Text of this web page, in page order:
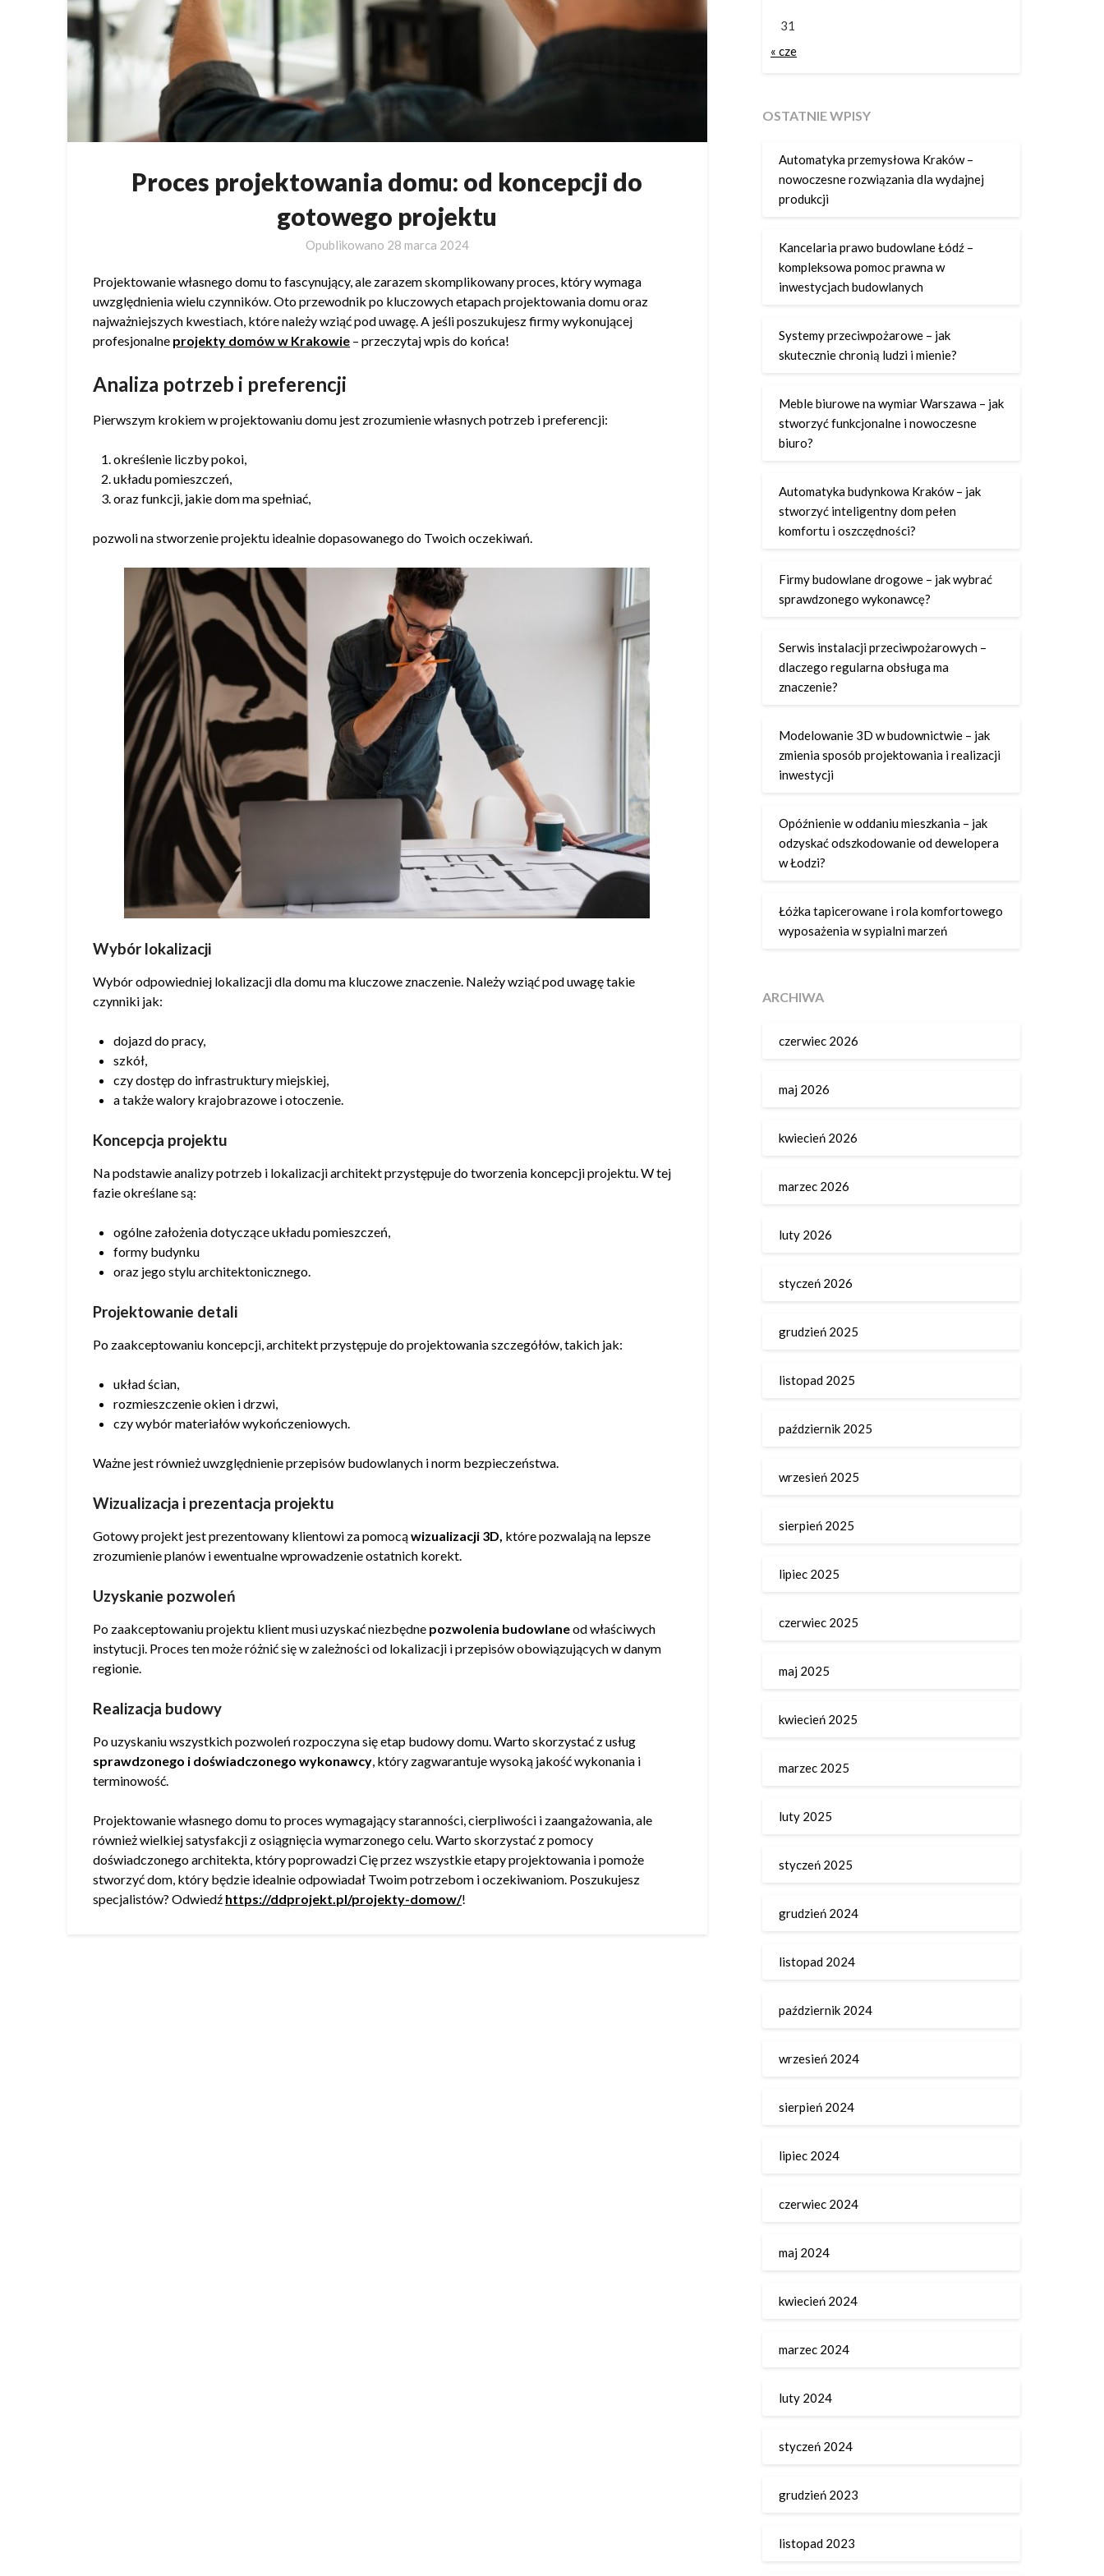
Proces projektowania domu: od koncepcji do
gotowego projektu
Opublikowano 28 marca 2024
Projektowanie własnego domu to fascynujący, ale zarazem skomplikowany proces, który wymaga
uwzględnienia wielu czynników. Oto przewodnik po kluczowych etapach projektowania domu oraz
najważniejszych kwestiach, które należy wziąć pod uwagę. A jeśli poszukujesz firmy wykonującej
profesjonalne projekty domów w Krakowie – przeczytaj wpis do końca!
Analiza potrzeb i preferencji
Pierwszym krokiem w projektowaniu domu jest zrozumienie własnych potrzeb i preferencji:
określenie liczby pokoi,
układu pomieszczeń,
oraz funkcji, jakie dom ma spełniać,
pozwoli na stworzenie projektu idealnie dopasowanego do Twoich oczekiwań.
Wybór lokalizacji
Wybór odpowiedniej lokalizacji dla domu ma kluczowe znaczenie. Należy wziąć pod uwagę takie
czynniki jak:
dojazd do pracy,
szkół,
czy dostęp do infrastruktury miejskiej,
a także walory krajobrazowe i otoczenie.
Koncepcja projektu
Na podstawie analizy potrzeb i lokalizacji architekt przystępuje do tworzenia koncepcji projektu. W tej
fazie określane są:
ogólne założenia dotyczące układu pomieszczeń,
formy budynku
oraz jego stylu architektonicznego.
Projektowanie detali
Po zaakceptowaniu koncepcji, architekt przystępuje do projektowania szczegółów, takich jak:
układ ścian,
rozmieszczenie okien i drzwi,
czy wybór materiałów wykończeniowych.
Ważne jest również uwzględnienie przepisów budowlanych i norm bezpieczeństwa.
Wizualizacja i prezentacja projektu
Gotowy projekt jest prezentowany klientowi za pomocąwizualizacji 3D, które pozwalają na lepsze
zrozumienie planów i ewentualne wprowadzenie ostatnich korekt.
Uzyskanie pozwoleń
Po zaakceptowaniu projektu klient musi uzyskać niezbędne pozwolenia budowlaneod właściwych
instytucji. Proces ten może różnić się w zależności od lokalizacji i przepisów obowiązujących w danym
regionie.
Realizacja budowy
Po uzyskaniu wszystkich pozwoleń rozpoczyna się etap budowy domu. Warto skorzystać z usług
sprawdzonego i doświadczonego wykonawcy, który zagwarantuje wysoką jakość wykonania i
terminowość.
Projektowanie własnego domu to proces wymagający staranności, cierpliwości i zaangażowania, ale
również wielkiej satysfakcji z osiągnięcia wymarzonego celu. Warto skorzystać z pomocy
doświadczonego architekta, który poprowadzi Cię przez wszystkie etapy projektowania i pomoże
stworzyć dom, który będzie idealnie odpowiadał Twoim potrzebom i oczekiwaniom. Poszukujesz
specjalistów? Odwiedź https://ddprojekt.pl/projekty-domow/!
31
« cze
OSTATNIE WPISY
Automatyka przemysłowa Kraków –
nowoczesne rozwiązania dla wydajnej
produkcji
Kancelaria prawo budowlane Łódź –
kompleksowa pomoc prawna w
inwestycjach budowlanych
Systemy przeciwpożarowe – jak
skutecznie chronią ludzi i mienie?
Meble biurowe na wymiar Warszawa – jak
stworzyć funkcjonalne i nowoczesne
biuro?
Automatyka budynkowa Kraków – jak
stworzyć inteligentny dom pełen
komfortu i oszczędności?
Firmy budowlane drogowe – jak wybrać
sprawdzonego wykonawcę?
Serwis instalacji przeciwpożarowych –
dlaczego regularna obsługa ma
znaczenie?
Modelowanie 3D w budownictwie – jak
zmienia sposób projektowania i realizacji
inwestycji
Opóźnienie w oddaniu mieszkania – jak
odzyskać odszkodowanie od dewelopera
w Łodzi?
Łóżka tapicerowane i rola komfortowego
wyposażenia w sypialni marzeń
ARCHIWA
czerwiec 2026
maj 2026
kwiecień 2026
marzec 2026
luty 2026
styczeń 2026
grudzień 2025
listopad 2025
październik 2025
wrzesień 2025
sierpień 2025
lipiec 2025
czerwiec 2025
maj 2025
kwiecień 2025
marzec 2025
luty 2025
styczeń 2025
grudzień 2024
listopad 2024
październik 2024
wrzesień 2024
sierpień 2024
lipiec 2024
czerwiec 2024
maj 2024
kwiecień 2024
marzec 2024
luty 2024
styczeń 2024
grudzień 2023
listopad 2023